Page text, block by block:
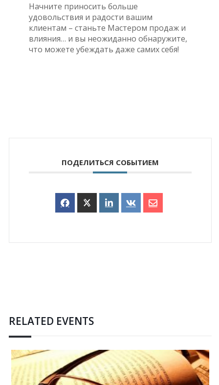
Начните приносить больше
удовольствия и радости вашим
клиентам – станьте Мастером продаж и
влияния… и вы неожиданно обнаружите,
что можете убеждать даже самих себя!
ПОДЕЛИТЬСЯ СОБЫТИЕМ
RELATED EVENTS